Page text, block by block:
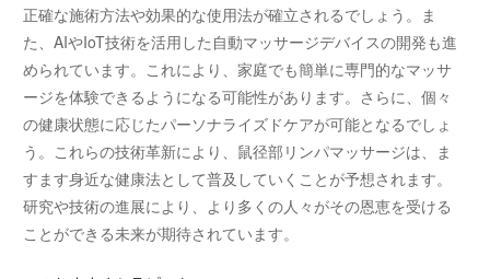
正確な施術方法や効果的な使用法が確立されるでしょう。ま
た、AIやIoT技術を活用した自動マッサージデバイスの開発も進
められています。これにより、家庭でも簡単に専門的なマッサ
ージを体験できるようになる可能性があります。さらに、個々
の健康状態に応じたパーソナライズドケアが可能となるでしょ
う。これらの技術革新により、鼠径部リンパマッサージは、ま
すます身近な健康法として普及していくことが予想されます。
研究や技術の進展により、より多くの人々がその恩恵を受ける
ことができる未来が期待されています。